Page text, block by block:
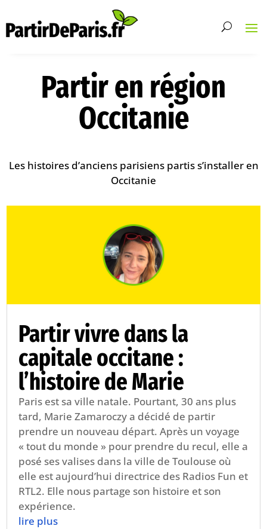
Partir en région
Occitanie
Les histoires d’anciens parisiens partis s’installer en
Occitanie
Partir vivre dans la
capitale occitane :
l’histoire de Marie
Paris est sa ville natale. Pourtant, 30 ans plus
tard, Marie Zamaroczy a décidé de partir
prendre un nouveau départ. Après un voyage
« tout du monde » pour prendre du recul, elle a
posé ses valises dans la ville de Toulouse où
elle est aujourd’hui directrice des Radios Fun et
RTL2. Elle nous partage son histoire et son
expérience.
lire plus